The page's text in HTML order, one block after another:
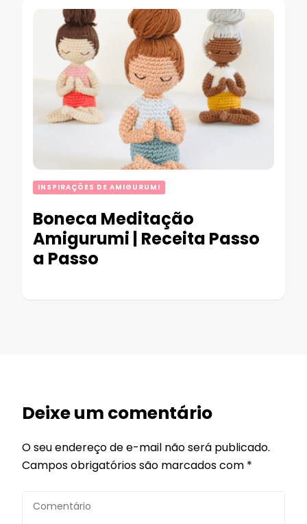
INSPIRAÇÕES DE AMIGURUMI
Boneca Meditação
Amigurumi | Receita Passo
a Passo
Deixe um comentário
O seu endereço de e-mail não será publicado.
Campos obrigatórios são marcados com *